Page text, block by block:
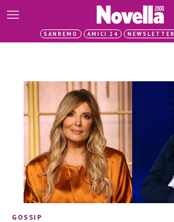
SANREMO AMICI 24 NEWSLETTER
GOSSIP